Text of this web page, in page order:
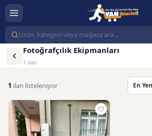
Fotoğrafçılık Ekipmanları
1 ilan
1 ilan listeleniyor